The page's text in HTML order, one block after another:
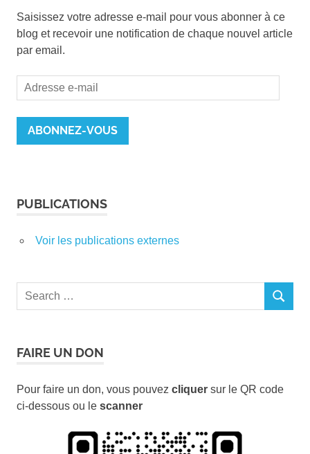
Saisissez votre adresse e-mail pour vous abonner à ce
blog et recevoir une notification de chaque nouvel article
par email.
Adresse
e-
mail
ABONNEZ-VOUS
PUBLICATIONS
Voir les publications externes
Search
SEARCH
FAIRE UN DON
Pour faire un don, vous pouvez cliquer sur le QR code
ci-dessous ou le scanner